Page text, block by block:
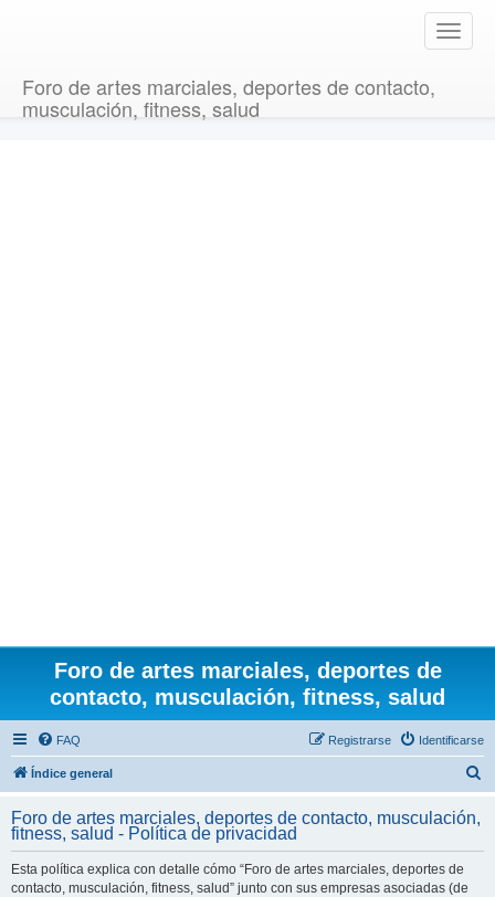
T
o
Foro de artes marciales, deportes de contacto,
musculación, fitness, salud
Foro de artes marciales, deportes de
contacto, musculación, fitness, salud
FAQ Identificarse
Registrarse
Índice general
c
Foro de artes marciales, deportes de contacto, musculación,
fitness, salud - Política de privacidad
Esta política explica con detalle cómo “Foro de artes marciales, deportes de
contacto, musculación, fitness, salud” junto con sus empresas asociadas (de